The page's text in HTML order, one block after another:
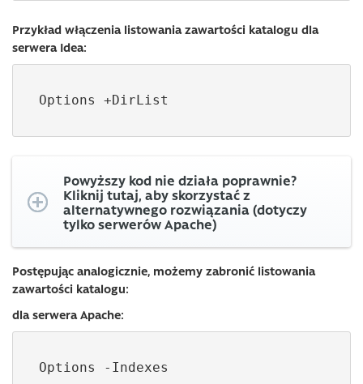
Przykład włączenia listowania zawartości katalogu dla
serwera Idea:
Options +DirList
Powyższy kod nie działa poprawnie?
Kliknij tutaj, aby skorzystać z
alternatywnego rozwiązania (dotyczy
tylko serwerów Apache)
Postępując analogicznie, możemy zabronić listowania
zawartości katalogu:
dla serwera Apache:
Options -Indexes